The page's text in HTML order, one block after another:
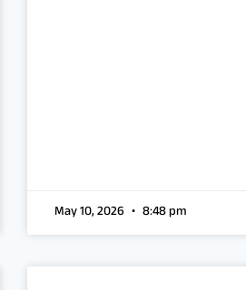
May 10, 2026 8:48 pm